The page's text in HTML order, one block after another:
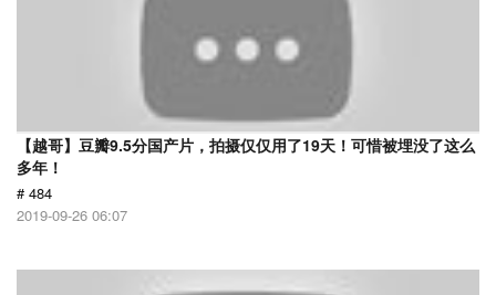
【越哥】豆瓣9.5分国产片，拍摄仅仅用了19天！可惜被埋没了这么
多年！
# 484
2019-09-26 06:07